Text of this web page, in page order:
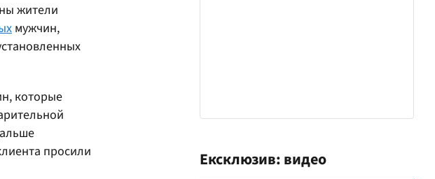
жители
мужчин,
которые
просили
Ексклюзив: видео